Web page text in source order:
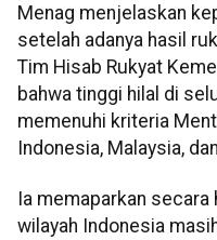
Menag menjelaskan
setelah adanya hasil
Tim Hisab Rukyat
bahwa tinggi hilal di
memenuhi kriteria
Indonesia, Malaysia,
Ia memaparkan
wilayah Indonesia